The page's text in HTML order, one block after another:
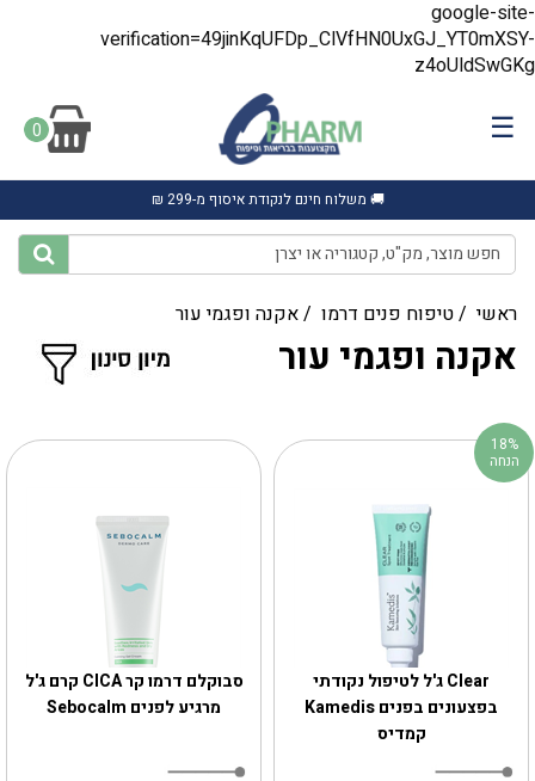
google-site-
verification=49jinKqUFDp_ClVfHN0UxGJ_YT0mXSY-
z4oUldSwGKg
☰
0
🚚 משלוח חינם לנקודת איסוף מ-299 ₪
ראשי /טיפוח פנים דרמו /אקנה ופגמי עור
אקנה ופגמי עור
‎סבוקלם דרמו קר CICA קרם ג'ל
מרגיע לפנים Sebocalm
Clear ג'ל לטיפול נקודתי
בפצעונים בפנים Kamedis
קמדיס
18%
הנחה